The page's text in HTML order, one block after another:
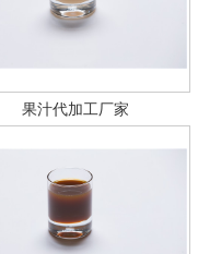
果汁代加工厂家